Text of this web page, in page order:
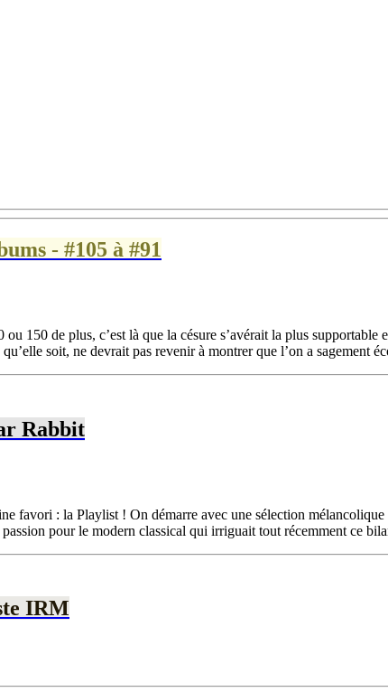
- #105 à #91
150 de plus, c’est là que la césure s’avérait la plus
soit, ne devrait pas revenir à montrer que l’on a sagement
Rabbit
favori : la Playlist ! On démarre avec une sélection
pour le modern classical qui irriguait tout récemment ce
IRM